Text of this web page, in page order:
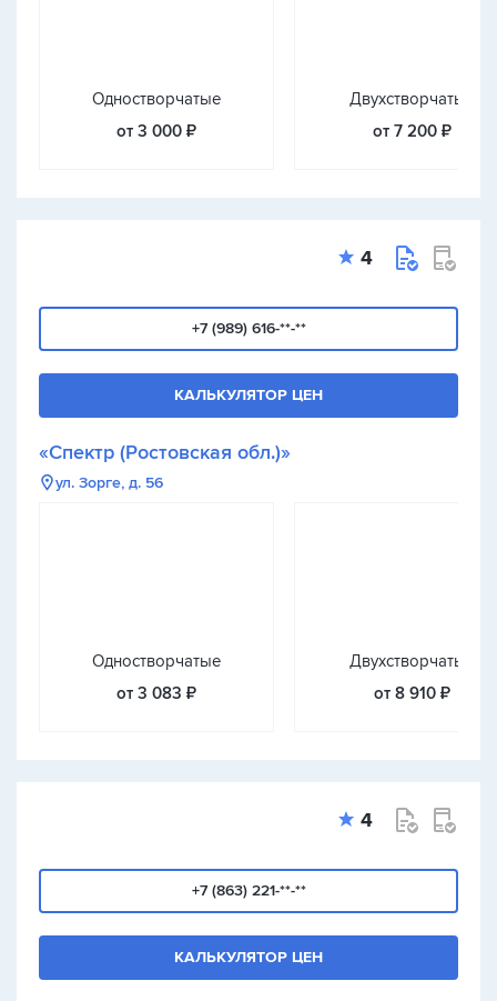
Одностворчатые
от 3 000 ₽
Двухстворчатые
от 7 200 ₽
4
+7 (989) 616-**-**
КАЛЬКУЛЯТОР ЦЕН
«Спектр (Ростовская обл.)»
ул. Зорге, д. 56
Одностворчатые
от 3 083 ₽
Двухстворчатые
от 8 910 ₽
4
+7 (863) 221-**-**
КАЛЬКУЛЯТОР ЦЕН